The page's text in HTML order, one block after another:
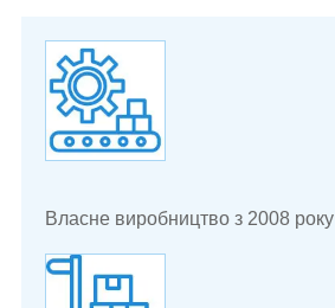
Власне виробництво з 2008 року